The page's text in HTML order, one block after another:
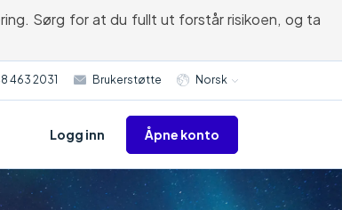
Sørg for at du fullt ut forstår risikoen, og ta
463 2031 Brukerstøtte Norsk
Logg inn Åpne konto